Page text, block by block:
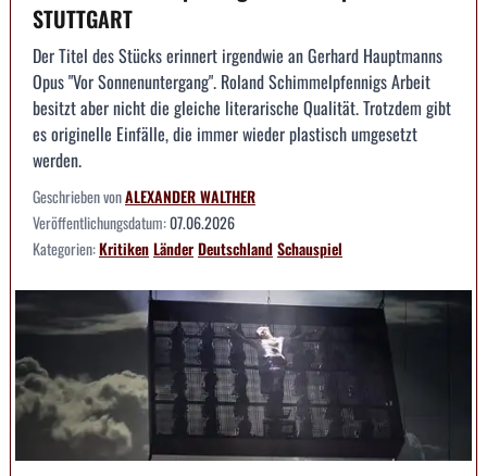
STUTTGART
Der Titel des Stücks erinnert irgendwie an Gerhard Hauptmanns
Opus "Vor Sonnenuntergang". Roland Schimmelpfennigs Arbeit
besitzt aber nicht die gleiche literarische Qualität. Trotzdem gibt
es originelle Einfälle, die immer wieder plastisch umgesetzt
werden.
Geschrieben vonALEXANDER WALTHER
Veröffentlichungsdatum:07.06.2026
Kategorien:KritikenLänderDeutschlandSchauspiel